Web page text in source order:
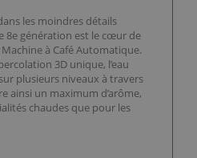
les moindres détails
8e génération est le cœur de
à Café Automatique.
3D unique, l’eau
plusieurs niveaux à travers
ainsi un maximum d’arôme,
chaudes que pour les